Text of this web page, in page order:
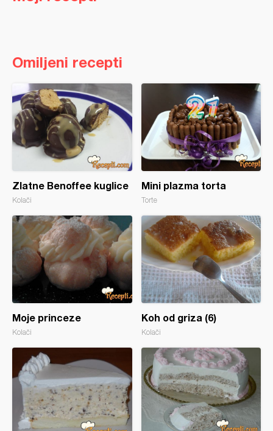
Omiljeni recepti
Zlatne Benoffee kuglice
Kolači
Mini plazma torta
Torte
Moje princeze
Kolači
Koh od griza (6)
Kolači